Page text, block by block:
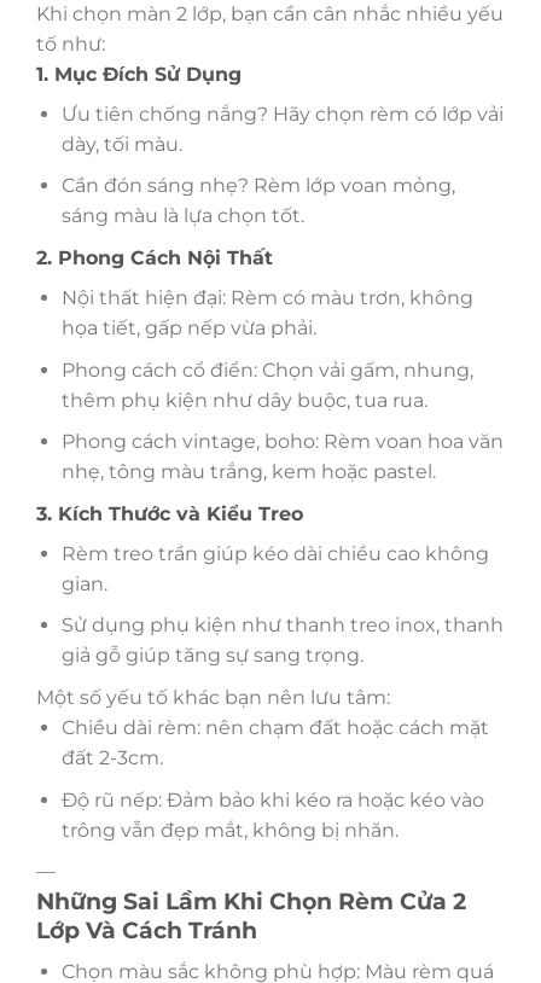
Khi chọn màn 2 lớp, bạn cần cân nhắc nhiều yếu
tố như:
1. Mục Đích Sử Dụng
Ưu tiên chống nắng? Hãy chọn rèm có lớp vải
dày, tối màu.
Cần đón sáng nhẹ? Rèm lớp voan mỏng,
sáng màu là lựa chọn tốt.
2. Phong Cách Nội Thất
Nội thất hiện đại: Rèm có màu trơn, không
họa tiết, gấp nếp vừa phải.
Phong cách cổ điển: Chọn vải gấm, nhung,
thêm phụ kiện như dây buộc, tua rua.
Phong cách vintage, boho: Rèm voan hoa văn
nhẹ, tông màu trắng, kem hoặc pastel.
3. Kích Thước và Kiểu Treo
Rèm treo trần giúp kéo dài chiều cao không
gian.
Sử dụng phụ kiện như thanh treo inox, thanh
giả gỗ giúp tăng sự sang trọng.
Một số yếu tố khác bạn nên lưu tâm:
Chiều dài rèm: nên chạm đất hoặc cách mặt
đất 2-3cm.
Độ rũ nếp: Đảm bảo khi kéo ra hoặc kéo vào
trông vẫn đẹp mắt, không bị nhăn.
—
Những Sai Lầm Khi Chọn Rèm Cửa 2
Lớp Và Cách Tránh
Chọn màu sắc không phù hợp: Màu rèm quá